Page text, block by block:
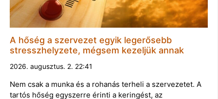
A hőség a szervezet egyik legerősebb
stresszhelyzete, mégsem kezeljük annak
2026. augusztus. 2. 22:41
Nem csak a munka és a rohanás terheli a szervezetet. A
tartós hőség egyszerre érinti a keringést, az